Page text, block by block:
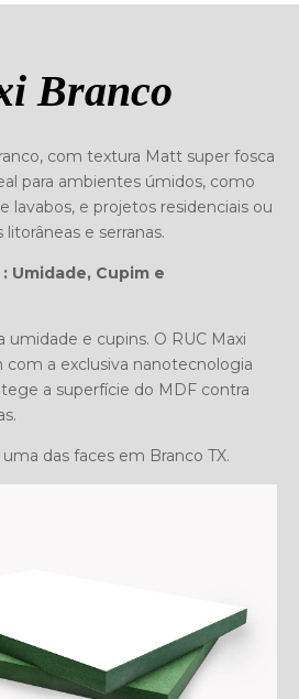
Branco
com textura Matt super fosca
para ambientes úmidos, como
lavabos, e projetos residenciais ou
e serranas.
Umidade, Cupim e
umidade e cupins. O RUC Maxi
a exclusiva nanotecnologia
a superfície do MDF contra
das faces em Branco TX.